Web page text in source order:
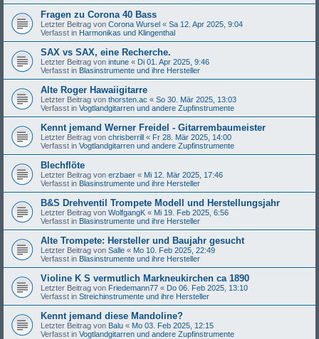
Fragen zu Corona 40 Bass
Letzter Beitrag von Corona Wursel « Sa 12. Apr 2025, 9:04
Verfasst in Harmonikas und Klingenthal
SAX vs SAX, eine Recherche.
Letzter Beitrag von intune « Di 01. Apr 2025, 9:46
Verfasst in Blasinstrumente und ihre Hersteller
Alte Roger Hawaiigitarre
Letzter Beitrag von thorsten.ac « So 30. Mär 2025, 13:03
Verfasst in Vogtlandgitarren und andere Zupfinstrumente
Kennt jemand Werner Freidel - Gitarrembaumeister
Letzter Beitrag von chrisberrill « Fr 28. Mär 2025, 14:00
Verfasst in Vogtlandgitarren und andere Zupfinstrumente
Blechflöte
Letzter Beitrag von erzbaer « Mi 12. Mär 2025, 17:46
Verfasst in Blasinstrumente und ihre Hersteller
B&S Drehventil Trompete Modell und Herstellungsjahr
Letzter Beitrag von WolfgangK « Mi 19. Feb 2025, 6:56
Verfasst in Blasinstrumente und ihre Hersteller
Alte Trompete: Hersteller und Baujahr gesucht
Letzter Beitrag von Salle « Mo 10. Feb 2025, 22:49
Verfasst in Blasinstrumente und ihre Hersteller
Violine K S vermutlich Markneukirchen ca 1890
Letzter Beitrag von Friedemann77 « Do 06. Feb 2025, 13:10
Verfasst in Streichinstrumente und ihre Hersteller
Kennt jemand diese Mandoline?
Letzter Beitrag von Balu « Mo 03. Feb 2025, 12:15
Verfasst in Vogtlandgitarren und andere Zupfinstrumente